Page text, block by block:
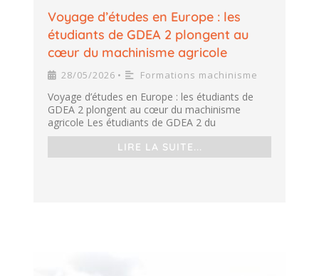
Voyage d’études en Europe : les
étudiants de GDEA 2 plongent au
cœur du machinisme agricole
28/05/2026 • Formations machinisme
Voyage d’études en Europe : les étudiants de
GDEA 2 plongent au cœur du machinisme
agricole Les étudiants de GDEA 2 du
LIRE LA SUITE...